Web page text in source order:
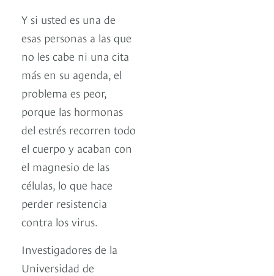
Y si usted es una de
esas personas a las que
no les cabe ni una cita
más en su agenda, el
problema es peor,
porque las hormonas
del estrés recorren todo
el cuerpo y acaban con
el magnesio de las
células, lo que hace
perder resistencia
contra los virus.
Investigadores de la
Universidad de